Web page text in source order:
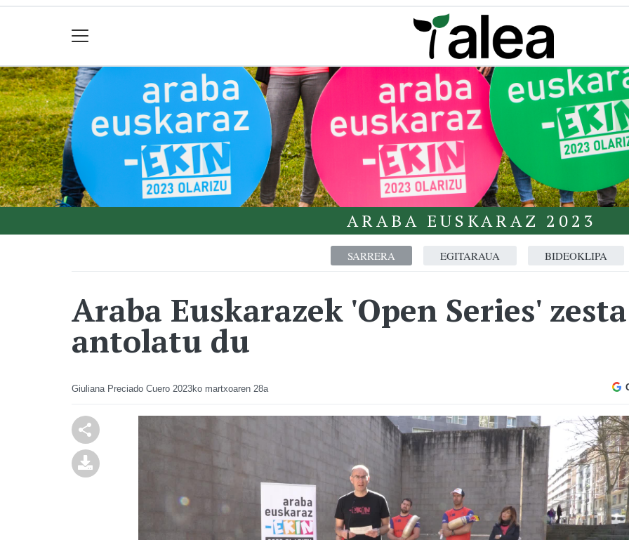
ARABA EUSKARAZ 2023
SARRERA EGITARAUA BIDEOKLIPA
Araba Euskarazek 'Open Series'
antolatu du
Giuliana Preciado Cuero 2023ko martxoaren 28a